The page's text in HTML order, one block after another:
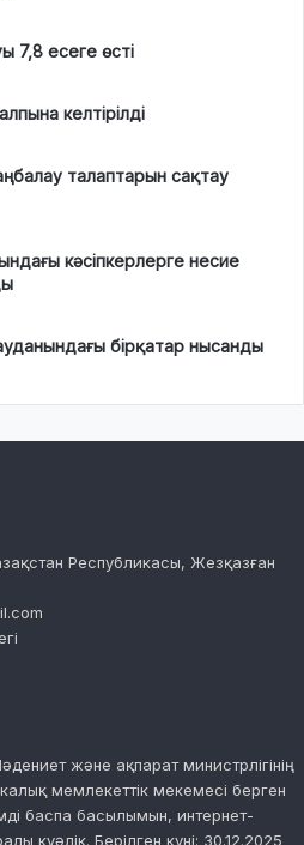
7,8 есеге өсті
келтірілді
талаптарын сақтау
кәсіпкерлерге несие
бірқатар нысанды
Республикасы, Жезқазған
және ақпарат министрлігінің
мемлекеттік мекемесі берген
баспа басылымын, интернет-
куәлік. Берілген күні: 30.12.2025